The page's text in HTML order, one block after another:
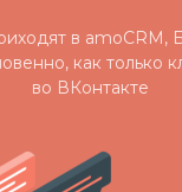
в amoCRM,
как только
во ВКонтакте